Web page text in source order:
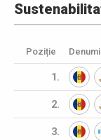
Poziție
1.
2.
3.